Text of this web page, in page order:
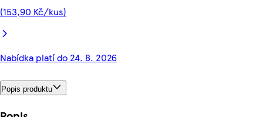
(153,90 Kč/kus)
Nabídka platí do 24. 8. 2026
Popis produktu